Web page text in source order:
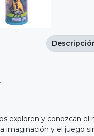
exploren y conozcan
imaginación y el juego